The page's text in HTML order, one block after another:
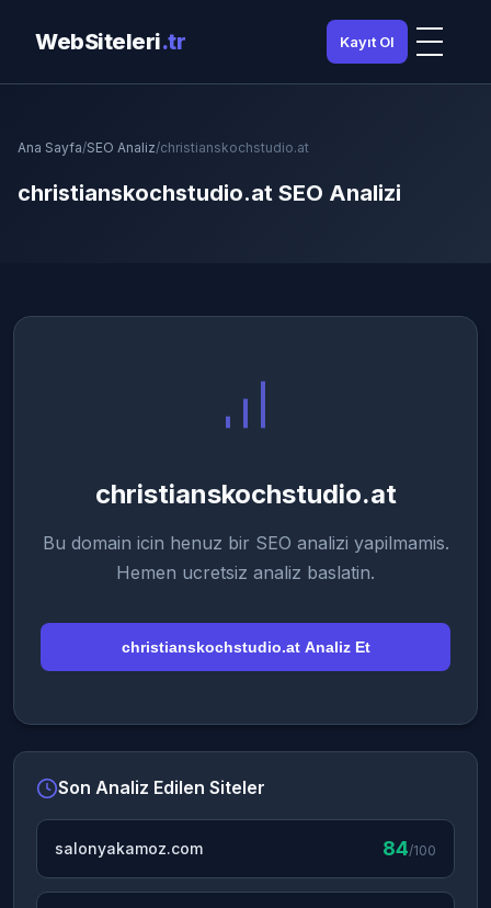
WebSiteleri.tr Kayıt Ol
Ana Sayfa/SEO Analiz/christianskochstudio.at
christianskochstudio.at SEO Analizi
christianskochstudio.at
Bu domain icin henuz bir SEO analizi yapilmamis.
Hemen ucretsiz analiz baslatin.
christianskochstudio.at Analiz Et
Son Analiz Edilen Siteler
salonyakamoz.com 84/100